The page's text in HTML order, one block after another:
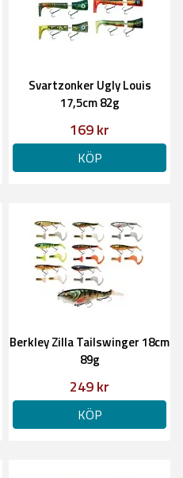
Svartzonker Ugly Louis
17,5cm 82g
169 kr
KÖP
Berkley Zilla Tailswinger 18cm
89g
249 kr
KÖP